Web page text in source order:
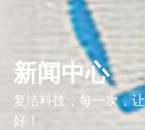
新闻中心
复洁科技，每一次，
好！